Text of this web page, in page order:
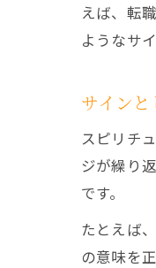
えば、転
ようなサ
サイン
スピリチ
ジが繰り
です。
たとえば
の意味を